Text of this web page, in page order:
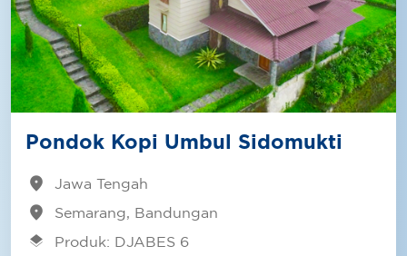
Pondok Kopi Umbul Sidomukti
location_on Jawa Tengah
location_on Semarang, Bandungan
layers Produk: DJABES 6